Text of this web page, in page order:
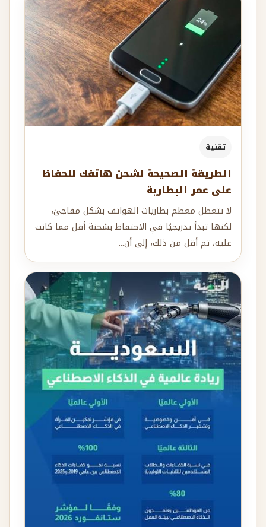
تقنية
الطريقة الصحيحة لشحن هاتفك للحفاظ
على عمر البطارية
لا تتعطل معظم بطاريات الهواتف بشكل مفاجئ،
لكنها تبدأ تدريجيًا في الاحتفاظ بشحنة أقل مما كانت
عليه، ثم أقل من ذلك، إلى أن...